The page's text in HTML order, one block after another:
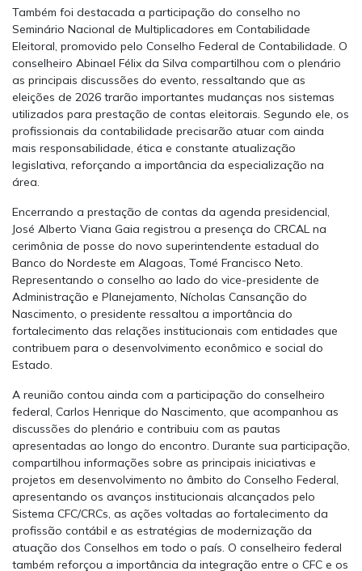
Também foi destacada a participação do conselho no
Seminário Nacional de Multiplicadores em Contabilidade
Eleitoral, promovido pelo Conselho Federal de Contabilidade. O
conselheiro Abinael Félix da Silva compartilhou com o plenário
as principais discussões do evento, ressaltando que as
eleições de 2026 trarão importantes mudanças nos sistemas
utilizados para prestação de contas eleitorais. Segundo ele, os
profissionais da contabilidade precisarão atuar com ainda
mais responsabilidade, ética e constante atualização
legislativa, reforçando a importância da especialização na
área.
Encerrando a prestação de contas da agenda presidencial,
José Alberto Viana Gaia registrou a presença do CRCAL na
cerimônia de posse do novo superintendente estadual do
Banco do Nordeste em Alagoas, Tomé Francisco Neto.
Representando o conselho ao lado do vice-presidente de
Administração e Planejamento, Nícholas Cansanção do
Nascimento, o presidente ressaltou a importância do
fortalecimento das relações institucionais com entidades que
contribuem para o desenvolvimento econômico e social do
Estado.
A reunião contou ainda com a participação do conselheiro
federal, Carlos Henrique do Nascimento, que acompanhou as
discussões do plenário e contribuiu com as pautas
apresentadas ao longo do encontro. Durante sua participação,
compartilhou informações sobre as principais iniciativas e
projetos em desenvolvimento no âmbito do Conselho Federal,
apresentando os avanços institucionais alcançados pelo
Sistema CFC/CRCs, as ações voltadas ao fortalecimento da
profissão contábil e as estratégias de modernização da
atuação dos Conselhos em todo o país. O conselheiro federal
também reforçou a importância da integração entre o CFC e os